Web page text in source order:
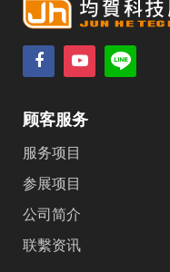
顾客服务
服务项目
参展项目
公司简介
联繫资讯